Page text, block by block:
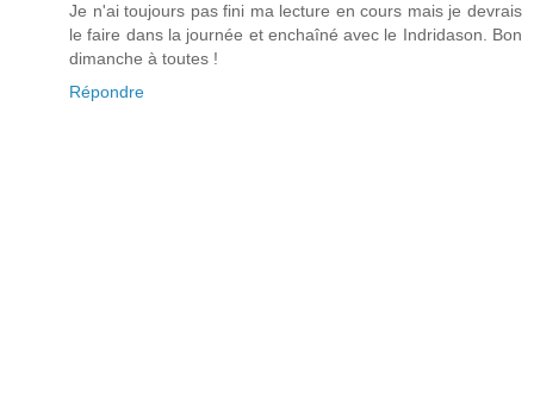
Je n'ai toujours pas fini ma lecture en cours mais je devrais
le faire dans la journée et enchaîné avec le Indridason. Bon
dimanche à toutes !
Répondre